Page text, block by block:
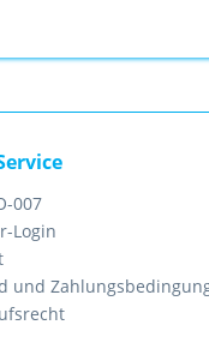
007
Login
und